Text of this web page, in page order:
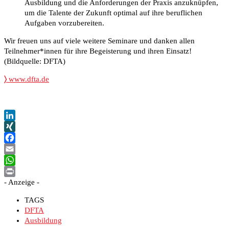
Ausbildung und die Anforderungen der Praxis anzuknüpfen,
um die Talente der Zukunft optimal auf ihre beruflichen
Aufgaben vorzubereiten.
Wir freuen uns auf viele weitere Seminare und danken allen
Teilnehmer*innen für ihre Begeisterung und ihren Einsatz!
(Bildquelle: DFTA)
〉 www.dfta.de
LinkedIn
XING
Facebook
Email
WhatsApp
Print
- Anzeige -
TAGS
DFTA
Ausbildung